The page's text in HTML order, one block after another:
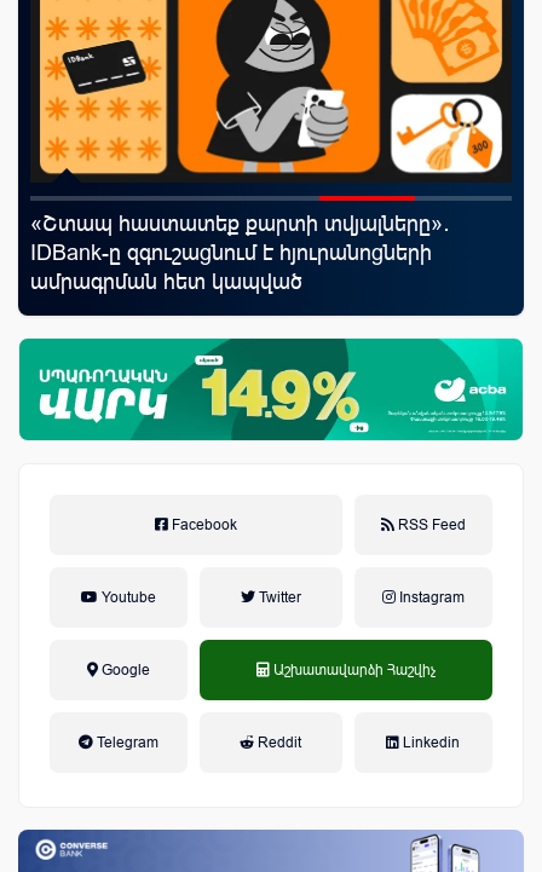
«Շտապ հաստատեք քարտի տվյալները»․
IDBank-ը զգուշացնում է հյուրանոցների
ամրագրման հետ կապված
զեղծարարությունների մասին
Facebook RSS Feed
Youtube Twitter Instagram
Google Աշխատավարձի Հաշվիչ
Telegram Reddit Linkedin